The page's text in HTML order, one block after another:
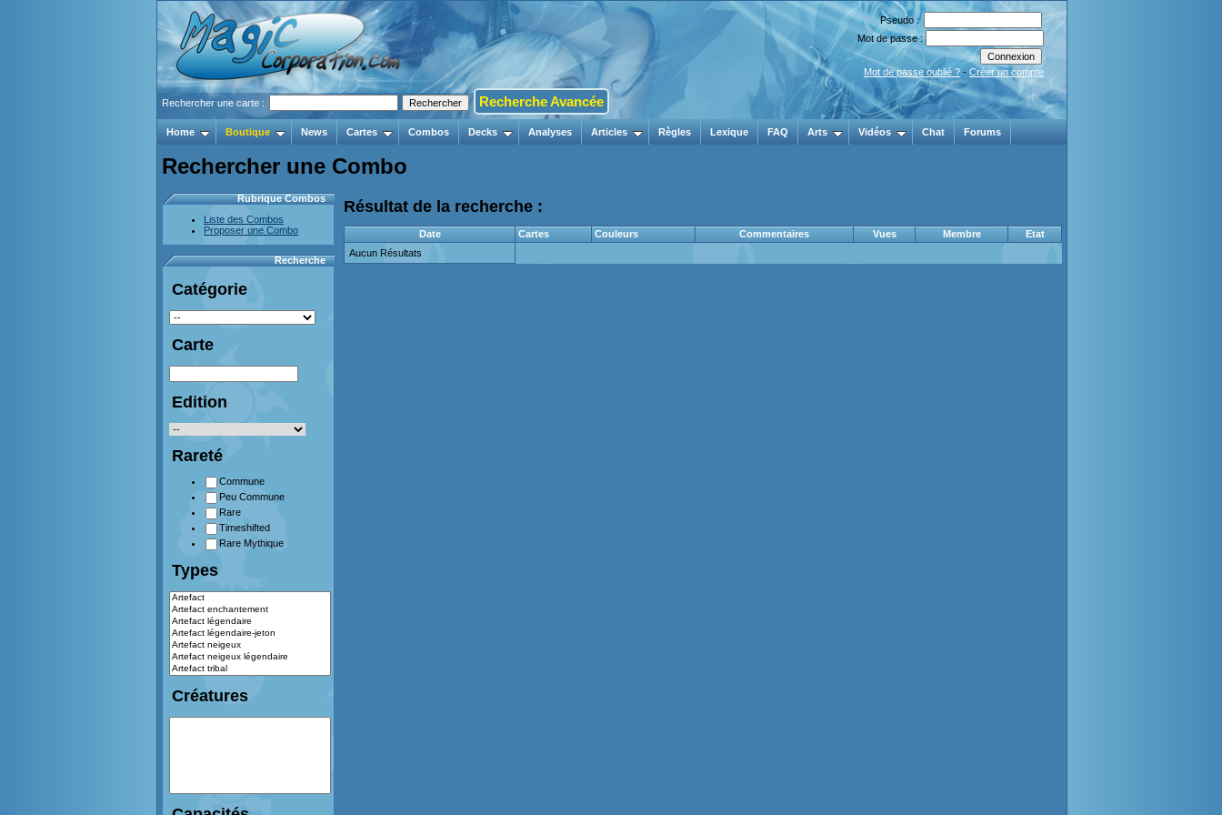
Pseudo :
Mot de passe :
Mot de passe oublié ? - Créer un compte
Rechercher une carte : Recherche Avancée
Home Boutique News Cartes Combos Decks Analyses Articles Règles Lexique FAQ Arts Vidéos Chat Forums
Rechercher une Combo
Rubrique Combos
Liste des Combos
Proposer une Combo
Recherche
Catégorie
Carte
Edition
Rareté
Commune
Peu Commune
Rare
Timeshifted
Rare Mythique
Types
Créatures
Résultat de la recherche :
Date Cartes Couleurs Commentaires Vues Membre
Etat
Aucun Résultats